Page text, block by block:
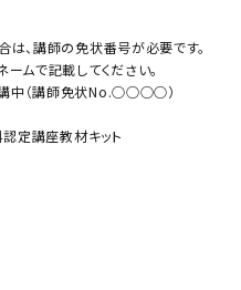
、講師の免状番号が必要です。
ムで記載してください。
（講師免状No.○○○○）
定講座教材キット